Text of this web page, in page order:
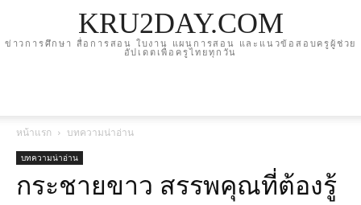
KRU2DAY.COM
ข่าวการศึกษา สื่อการสอน ใบงาน แผนการสอน และแนวข้อสอบครูผู้ช่วย
อัปเดตเพื่อครูไทยทุกวัน
หน้าแรก บทความน่าอ่าน
บทความน่าอ่าน
กระชายขาว สรรพคุณที่ต้องรู้